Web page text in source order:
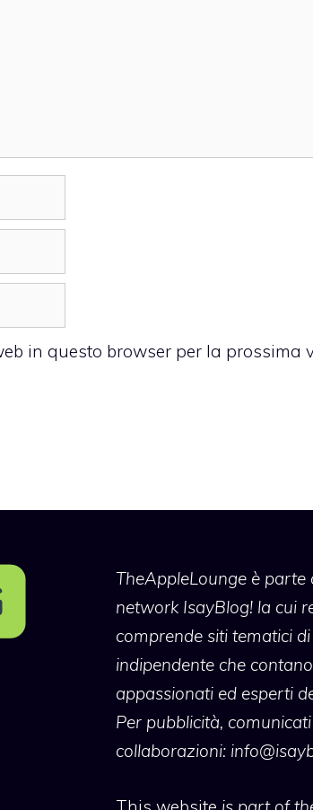
in questo browser per la prossima
TheAppleLoungeè parte
network IsayBlog! la cui
comprende siti tematici
indipendente che
appassionati ed esperti
Per pubblicità,
collaborazioni: